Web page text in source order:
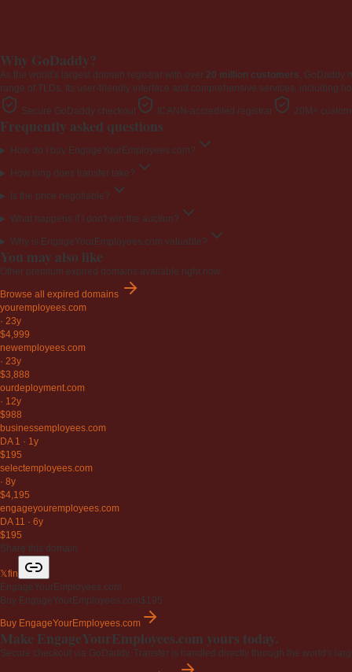
Why GoDaddy?
As the world's largest domain registrar with over 20 million customers, GoDaddy
range of TLDs. Its user-friendly interface and comprehensive services, including
Secure GoDaddy checkout ICANN-accredited registrar 20M+
Frequently asked questions
How do I buy EngageYourEmployees.com?
How long does transfer take?
Is the price negotiable?
What happens if I don't win the auction?
Why is EngageYourEmployees.com valuable?
You may also like
Other premium expired domains available right now.
Browse all expired domains
youremployees.com
· 23y
$4,999
newemployees.com
· 23y
$3,888
ourdeployment.com
· 12y
$988
businessemployees.com
DA 1 · 1y
$195
selectemployees.com
· 8y
$4,195
engageyouremployees.com
DA 11 · 6y
$195
Share this domain
𝕏fin
EngageYourEmployees.com
Buy EngageYourEmployees.com$195
Buy EngageYourEmployees.com
Make EngageYourEmployees.com yours today.
Secure checkout via GoDaddy. Transfer is handled directly through the world's